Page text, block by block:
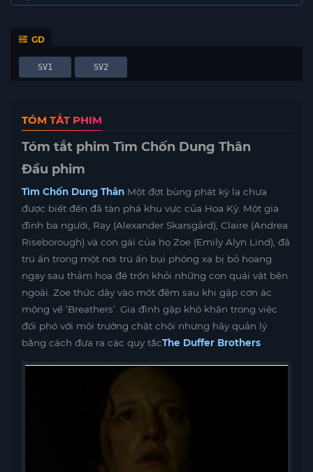
GD
SV1 SV2
TÓM TẮT PHIM
Tóm tắt phim Tìm Chốn Dung Thân
Đầu phim
Tìm Chốn Dung Thân Một đợt bùng phát kỳ lạ chưa
được biết đến đã tàn phá khu vực của Hoa Kỳ. Một gia
đình ba người, Ray (Alexander Skarsgård), Claire (Andrea
Riseborough) và con gái của họ Zoe (Emily Alyn Lind), đã
trú ẩn trong một nơi trú ẩn bụi phóng xạ bị bỏ hoang
ngay sau thảm họa để trốn khỏi những con quái vật bên
ngoài. Zoe thức dậy vào một đêm sau khi gặp cơn ác
mộng về ‘Breathers’. Gia đình gặp khó khăn trong việc
đối phó với môi trường chật chội nhưng hãy quản lý
bằng cách đưa ra các quy tắcThe Duffer Brothers